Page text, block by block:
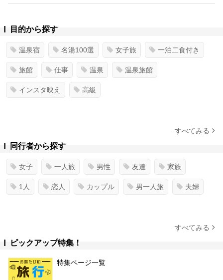
目的から探す
温泉宿 名湯100選 女子旅 一泊二食付き
旅館 仕事 温泉 温泉旅館
インスタ映え 高級
すべてみる
同行者から探す
女子 一人旅 男性 友達 家族
1人 恋人 カップル 男一人旅 夫婦
すべてみる
ピックアップ特集！
特集ページ一覧